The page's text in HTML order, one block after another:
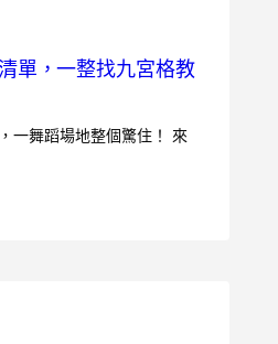
單，一整找九宮格教
一舞蹈場地整個驚住！ 來